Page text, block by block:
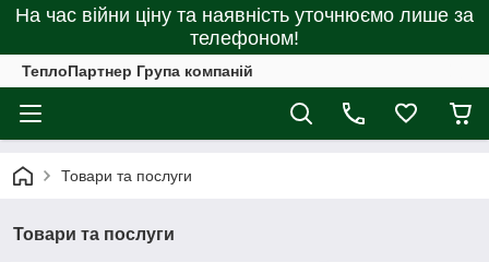
На час війни ціну та наявність уточнюємо лише за
телефоном!
ТеплоПартнер Група компаній
Товари та послуги
Товари та послуги